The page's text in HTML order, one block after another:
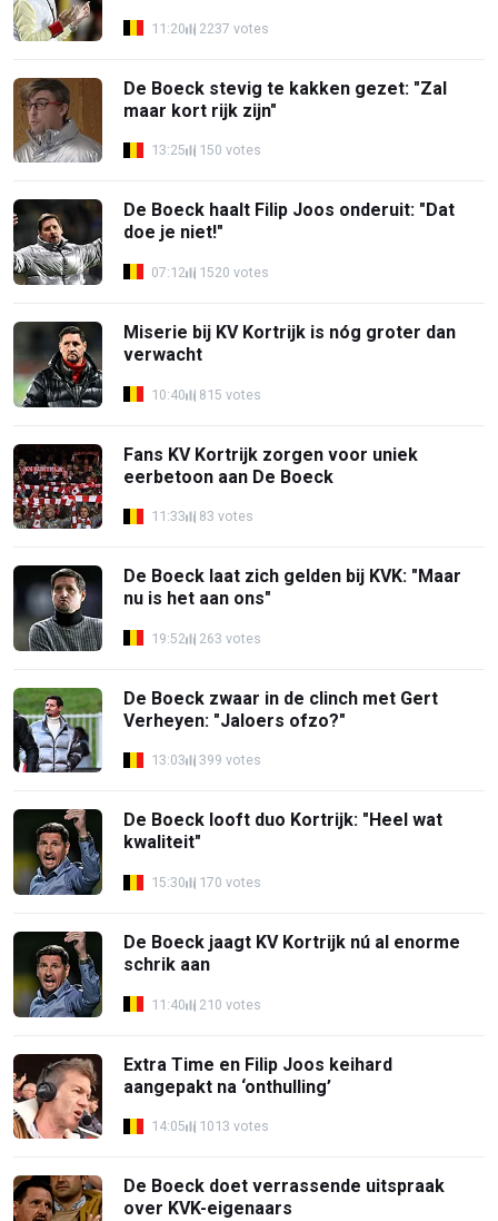
11:20 2237 votes
De Boeck stevig te kakken gezet: "Zal
maar kort rijk zijn"
13:25 150 votes
De Boeck haalt Filip Joos onderuit: "Dat
doe je niet!"
07:12 1520 votes
Miserie bij KV Kortrijk is nóg groter dan
verwacht
10:40 815 votes
Fans KV Kortrijk zorgen voor uniek
eerbetoon aan De Boeck
11:33 83 votes
De Boeck laat zich gelden bij KVK: "Maar
nu is het aan ons"
19:52 263 votes
De Boeck zwaar in de clinch met Gert
Verheyen: "Jaloers ofzo?"
13:03 399 votes
De Boeck looft duo Kortrijk: "Heel wat
kwaliteit"
15:30 170 votes
De Boeck jaagt KV Kortrijk nú al enorme
schrik aan
11:40 210 votes
Extra Time en Filip Joos keihard
aangepakt na ‘onthulling’
14:05 1013 votes
De Boeck doet verrassende uitspraak
over KVK-eigenaars